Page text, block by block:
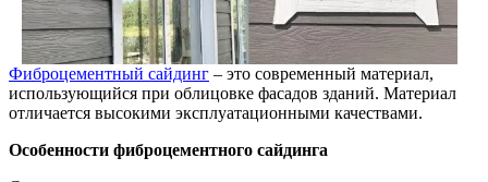
Фиброцементный сайдинг – это современный материал,
использующийся при облицовке фасадов зданий. Материал
отличается высокими эксплуатационными качествами.
Особенности фиброцементного сайдинга